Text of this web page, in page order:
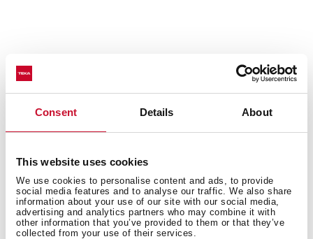
Consent Details About
This website uses cookies
We use cookies to personalise content and ads, to provide
social media features and to analyse our traffic. We also share
information about your use of our site with our social media,
advertising and analytics partners who may combine it with
other information that you’ve provided to them or that they’ve
collected from your use of their services.
Especificações
Design da Edição do Museu Van Gogh
Placa de indução Flex
Modelo sem aro exterior. 60 cm de largura
Touch Control
Programação do tempo de cozinhado